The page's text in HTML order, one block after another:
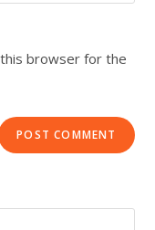
browser for the